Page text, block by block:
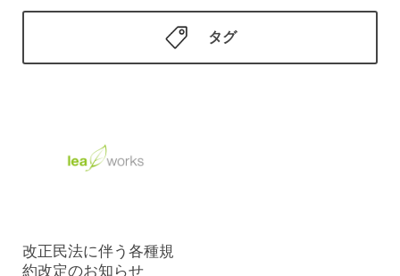
タグ
改正民法に伴う各種規
約改定のお知らせ